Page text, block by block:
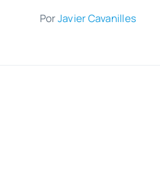
PorJavier Cava­ni­lles